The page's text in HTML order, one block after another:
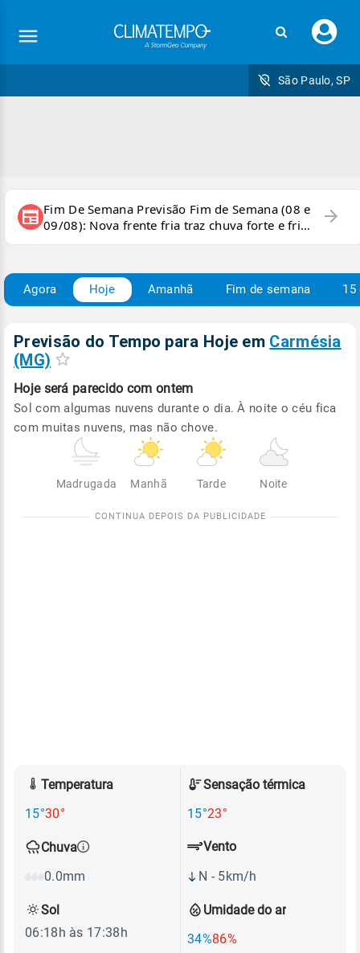
seu
São Paulo, SP
newspaper Fim De Semana Previsão Fim de Semana (08 e
09/08): Nova frente fria traz chuva forte e frio
para áreas do país
arrow_forward
Agora Hoje Amanhã Fim de semana 15
Previsão do Tempo para Hoje em Carmésia
(MG)
Hoje será parecido com ontem
Sol com algumas nuvens durante o dia. À noite o céu fica
com muitas nuvens, mas não chove.
Madrugada Manhã Tarde Noite
Temperatura
15°30°
Sensação térmica
15°23°
Chuva
0.0mm
Umidade do ar
34%86%
Vento
N - 5km/h
Sol
06:18h às 17:38h